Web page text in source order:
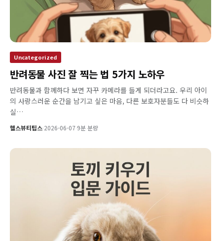
Uncategorized
반려동물 사진 잘 찍는 법 5가지 노하우
반려동물과 함께하다 보면 자꾸 카메라를 들게 되더라고요. 우리 아이
의 사랑스러운 순간을 남기고 싶은 마음, 다른 보호자분들도 다 비슷하
실…
헬스뷰티팁스·2026-06-07·9분 분량